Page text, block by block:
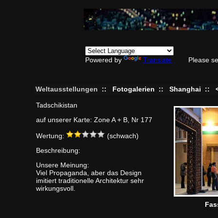
Powered by Translate Please
Weltausstellungen :: Fotogalerien :: Shanghai ::
Tadschikistan
auf unserer Karte: Zone A + B, Nr 177
Wertung:
(schwach)
Beschreibung:
Unsere Meinung:
Viel Propaganda, aber das Design
imitiert traditionelle Architektur sehr
wirkungsvoll.